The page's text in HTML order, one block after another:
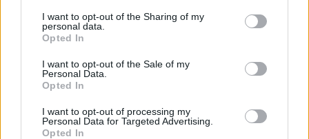
not limited to your visit or usage behaviour. You may click to
grant or deny consent to Google and its third-party tags to
use your data for below specified purposes in below Google
consent section.
I want to opt-out of the Sharing of my
personal data.
Opted In
I want to opt-out of the Sale of my
Personal Data.
Opted In
I want to opt-out of processing my
Personal Data for Targeted Advertising.
Opted In
Latvijābērnus dzemdē
arvien vēlāk: dati atklāj, cik
gadu tagad ir “vidējai”
mammai